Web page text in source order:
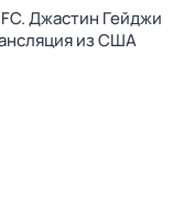
Джастин Гейджи
из США